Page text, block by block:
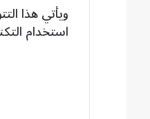
ويأتي هذا
استخدام